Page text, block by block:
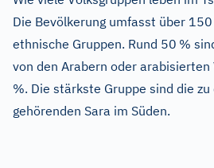
Die Bevölkerung umfasst über
ethnische Gruppen. Rund 50 %
von den Arabern oder
%. Die stärkste Gruppe sind die
gehörenden Sara im Süden.